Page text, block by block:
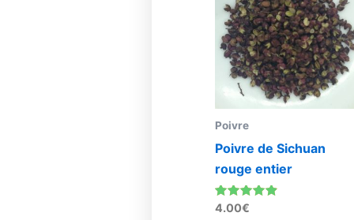
Poivre
Poivre de Sichuan
rouge entier
Note
4.00€